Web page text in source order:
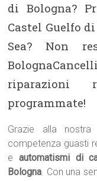
di Bologna?
Castel Guelfo
Sea? Non
riparazioni
programmate!
Grazie alla nostra
competenza guasti
eautomatismi di
Bologna. Con una